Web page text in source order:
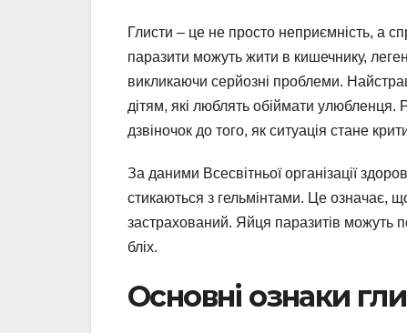
Глисти – це не просто неприємність, а
паразити можуть жити в кишечнику,
викликаючи серйозні проблеми.
дітям, які люблять обіймати
дзвіночок до того, як ситуація стане
За даними Всесвітньої організації
стикаються з гельмінтами. Це означає,
застрахований. Яйця паразитів можуть
бліх.
Основні ознаки